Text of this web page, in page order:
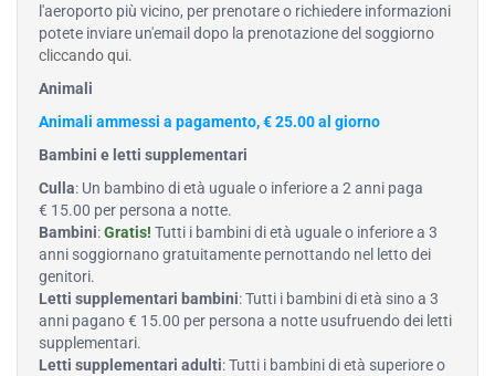
l'aeroporto più vicino, per prenotare o richiedere informazioni
potete inviare un'email dopo la prenotazione del soggiorno
cliccando qui.
Animali
Animali ammessi a pagamento, € 25.00 al giorno
Bambini e letti supplementari
Culla: Un bambino di età uguale o inferiore a 2 anni paga
€ 15.00 per persona a notte.
Bambini:Gratis! Tutti i bambini di età uguale o inferiore a 3
anni soggiornano gratuitamente pernottando nel letto dei
genitori.
Letti supplementari bambini: Tutti i bambini di età sino a 3
anni pagano € 15.00 per persona a notte usufruendo dei letti
supplementari.
Letti supplementari adulti: Tutti i bambini di età superiore o